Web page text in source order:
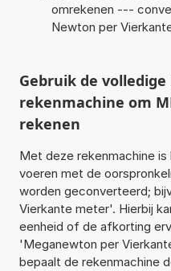
omrekenen ---
Newton per
Gebruik de
rekenmachine om
rekenen
Met deze rekenmachine
voeren met de
worden geconverteerd;
Vierkante meter'. Hierbij
eenheid of de afkorting
'Meganewton per
bepaalt de rekenmachine